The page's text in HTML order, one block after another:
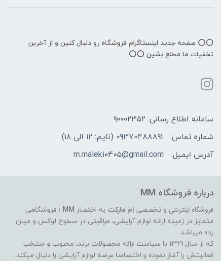
⭕️⭕️ صفحه جدید اینستاگرام فروشگاه رو دنبال کنین و از آخرین
تخفیات ما مطلع بشین ⭕️⭕️
سامانه اطلاع رسانی: ۹۰۰۰۲۳۵۲
شماره تماس:
09370488891 (تایم: 12 الی ۱۸)
آدرس ایمیل:
m.maleki0405@gmail.com
درباره فروشگاه MM
فروشگاه اینترنتی و تخصصی اِم مارکت به اختصار MM ؛ فروشگاهی
متمایز در زمینه ارائه لوازم آرایشی، مراقبتی در سطوح لوکس و میان
رده میباشد..
که از سال 1399 با سیاست ارائه محصولات برند، محبوب و منتخب
فعالیتش را آغاز نموده و اختصاصا عرضه لوازم آرایشی را دنبال میکند.